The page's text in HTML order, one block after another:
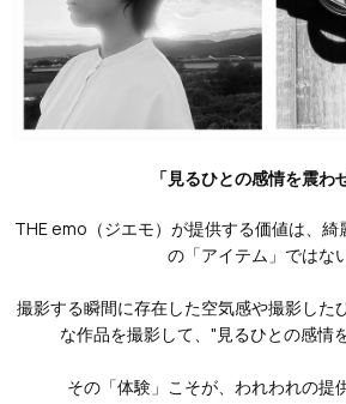
「見るひとの感情を震わ
THE emo（ジエモ）が提供する価値は、綺
の「アイテム」ではない
撮影する瞬間に存在した空気感や撮影した
な作品を撮影して、"見るひとの感情
その「体験」こそが、われわれの提